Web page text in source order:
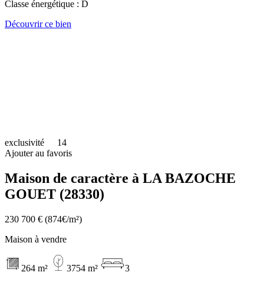
Classe énergétique : D
Découvrir ce bien
exclusivité
14
Ajouter au favoris
Maison de caractère à LA BAZOCHE
GOUET (28330)
230 700 € (874€/m²)
Maison à vendre
264 m² 3754 m²
3